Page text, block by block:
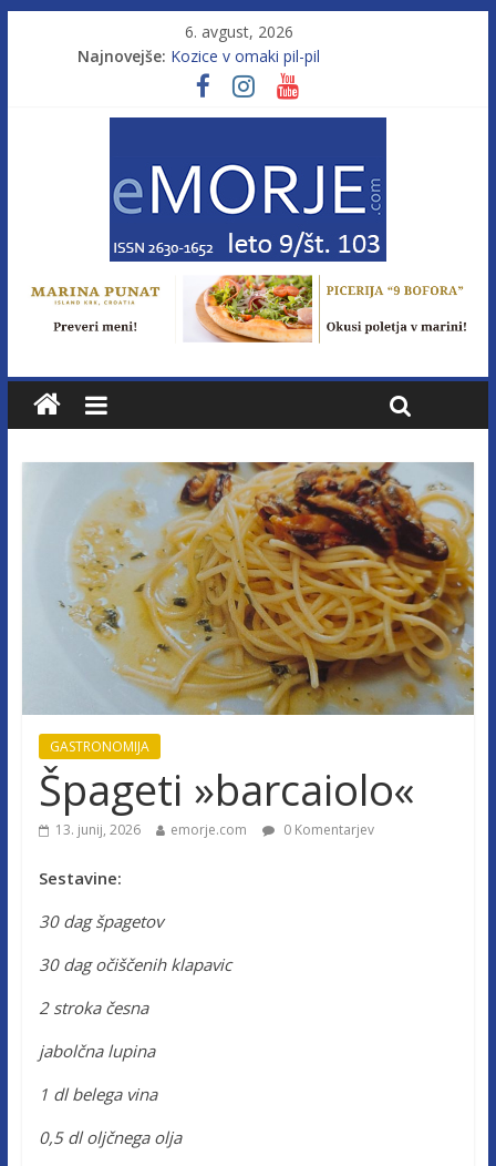
6. avgust, 2026
Najnovejše: Kozice v omaki pil-pil
Leto 9, št. 103; Licenca brez morja
Od morja do gorja 11
GASTRONOMIJA
Špageti »barcaiolo«
13. junij, 2026 emorje.com 0 Komentarjev
Sestavine:
30 dag špagetov
30 dag očiščenih klapavic
2 stroka česna
jabolčna lupina
1 dl belega vina
0,5 dl oljčnega olja